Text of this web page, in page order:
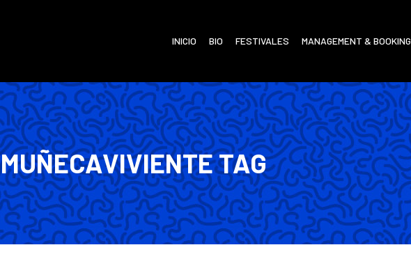
INICIO BIO FESTIVALES MANAGEMENT & BOOKING
MUÑECAVIVIENTE TAG